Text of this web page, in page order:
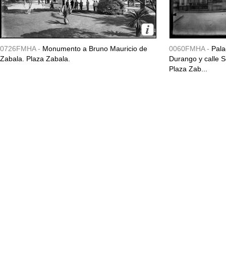
0726FMHA - Monumento a Bruno Mauricio de
Zabala. Plaza Zabala.
0060FMHA -
Durango y calle
Plaza Zab...